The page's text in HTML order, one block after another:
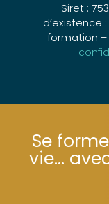
Siret :
d’existence
formation –
Se
vie...